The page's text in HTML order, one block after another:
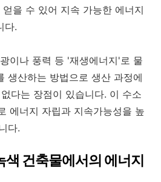
을 수 있어 지속 가능한 에너지
다.
이나 풍력 등 '재생에너지'로 물
생산하는 방법으로 생산 과정에
다는 장점이 있습니다. 이 수소
에너지 자립과 지속가능성을 높
다.
색 건축물에서의 에너지